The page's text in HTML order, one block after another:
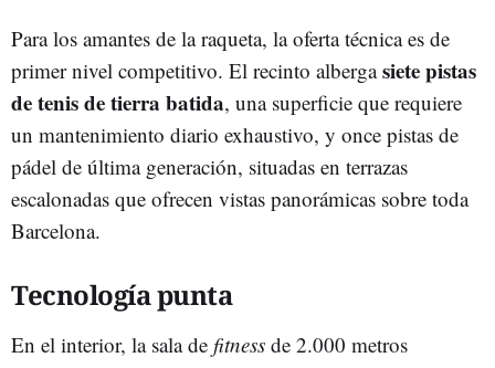
Para los amantes de la raqueta, la oferta técnica es de
primer nivel competitivo. El recinto albergasiete pistas
de tenis de tierra batida, una superficie que requiere
un mantenimiento diario exhaustivo, y once pistas de
pádel de última generación, situadas en terrazas
escalonadas que ofrecen vistas panorámicas sobre toda
Barcelona.
Tecnología punta
En el interior, la sala de fitness de 2.000 metros